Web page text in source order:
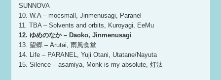
SUNNOVA
10. W.A – mocsmall, Jinmenusagi, Paranel
11. TBA – Solvents and orbits, Kuroyagi, EeMu
12. ゆめのなか – Daoko, Jinmenusagi
13. 望郷 – Arutai, 雨風食堂
14. Life – PARANEL, Yuji Otani, Utatane/Nayuta
15. Silence – asamiya, Monk is my absolute, 灯汰